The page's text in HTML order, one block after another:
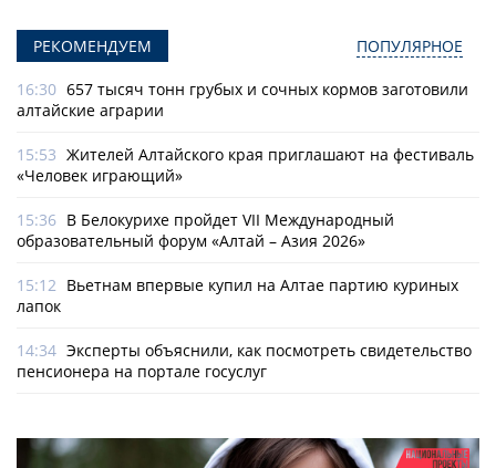
РЕКОМЕНДУЕМ ПОПУЛЯРНОЕ
16:30 657 тысяч тонн грубых и сочных кормов заготовили
алтайские аграрии
15:53 Жителей Алтайского края приглашают на фестиваль
«Человек играющий»
15:36 В Белокурихе пройдет VII Международный
образовательный форум «Алтай – Азия 2026»
15:12 Вьетнам впервые купил на Алтае партию куриных
лапок
14:34 Эксперты объяснили, как посмотреть свидетельство
пенсионера на портале госуслуг